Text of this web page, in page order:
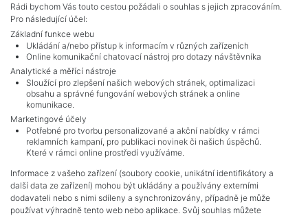
IWG Management (Czech Republic) s.r.o.
Na Strži 1702/65, 14000, Praha
NAVIGACE
Terms and conditions
Protection of personal data
Real estate's
Contact
Rádi bychom Vás touto cestou požádali o souhlas s jejich zpracováním.
Pro následující účel:
Základní funkce webu
Ukládání a/nebo přístup k informacím v různých zařízeních
Online komunikační chatovací nástroj pro dotazy návštěvníka
Analytické a měřící nástroje
Sloužící pro zlepšení našich webových stránek, optimalizaci
obsahu a správné fungování webových stránek a online
komunikace.
Marketingové účely
Potřebné pro tvorbu personalizované a akční nabídky v rámci
reklamních kampaní, pro publikaci novinek či našich úspěchů.
Které v rámci online prostředí využíváme.
Informace z vašeho zařízení (soubory cookie, unikátní identifikátory a
další data ze zařízení) mohou být ukládány a používány externími
dodavateli nebo s nimi sdíleny a synchronizovány, případně je může
používat výhradně tento web nebo aplikace. Svůj souhlas můžete